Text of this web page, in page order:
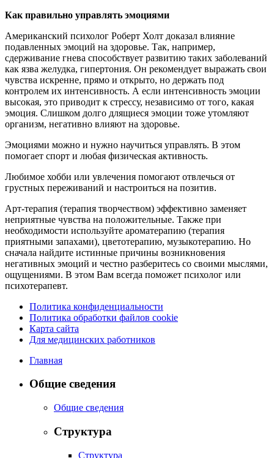
Как правильно управлять эмоциями
Американский психолог Роберт Холт доказал влияние
подавленных эмоций на здоровье. Так, например,
сдерживание гнева способствует развитию таких заболеваний
как язва желудка, гипертония. Он рекомендует выражать свои
чувства искренне, прямо и открыто, но держать под
контролем их интенсивность. А если интенсивность эмоции
высокая, это приводит к стрессу, независимо от того, какая
эмоция. Слишком долго длящиеся эмоции тоже утомляют
организм, негативно влияют на здоровье.
Эмоциями можно и нужно научиться управлять. В этом
помогает спорт и любая физическая активность.
Любимое хобби или увлечения помогают отвлечься от
грустных переживаний и настроиться на позитив.
Арт-терапия (терапия творчеством) эффективно заменяет
неприятные чувства на положительные. Также при
необходимости используйте ароматерапию (терапия
приятными запахами), цветотерапию, музыкотерапию. Но
сначала найдите истинные причины возникновения
негативных эмоций и честно разберитесь со своими мыслями,
ощущениями. В этом Вам всегда поможет психолог или
психотерапевт.
Политика конфиденциальности
Политика обработки файлов cookie
Карта сайта
Для медицинских работников
Главная
Общие сведения
Общие сведения
Структура
Структура